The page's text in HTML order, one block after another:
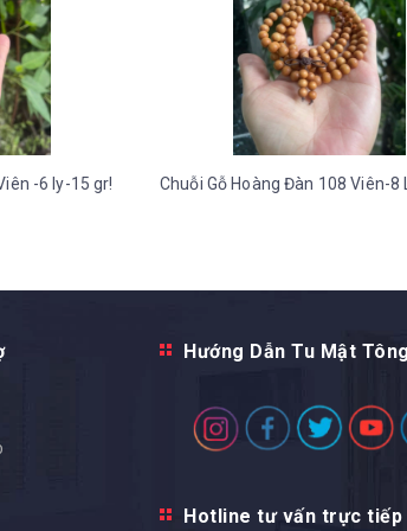
-6 ly-15 gr! Chuỗi Gỗ Hoàng Đàn 108 Viên-8
Hướng Dẫn Tu Mật Tông
Hotline tư vấn trực tiếp